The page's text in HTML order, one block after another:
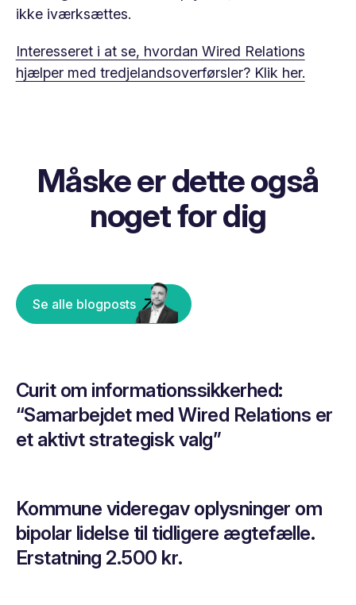
ikke iværksættes.
Interesseret i at se, hvordan Wired Relations
hjælper med tredjelandsoverførsler? Klik her.
Måske er dette også
noget for dig
Se alle blogposts
Curit om informationssikkerhed:
“Samarbejdet med Wired Relations er
et aktivt strategisk valg”
Kommune videregav oplysninger om
bipolar lidelse til tidligere ægtefælle.
Erstatning 2.500 kr.